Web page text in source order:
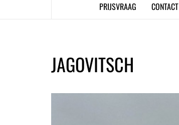
PRIJSVRAAG CONTACT
JAGOVITSCH